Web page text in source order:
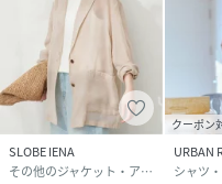
SLOBE IENA
その他のジャケット・アウター
クーポン
シャツ